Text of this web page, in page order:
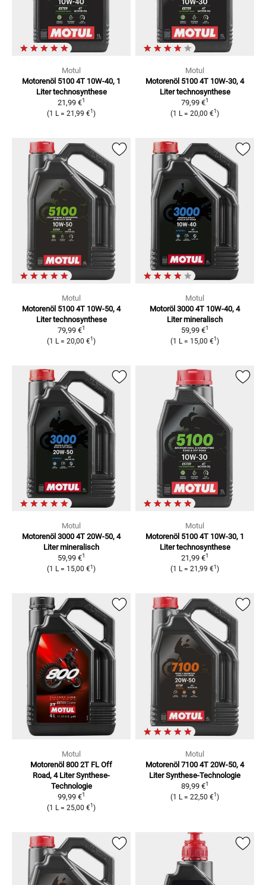
Motul
Motorenöl 5100 4T 10W-40, 1
Liter technosynthese
21,99 €1
(1 L = 21,99 €1 )
Motul
Motorenöl 5100 4T 10W-30, 4
Liter technosynthese
79,99 €1
(1 L = 20,00 €1 )
Motul
Motorenöl 5100 4T 10W-50, 4
Liter technosynthese
79,99 €1
(1 L= 20,00 €1 )
Motul
Motoröl 3000 4T 10W-40, 4
Liter mineralisch
59,99 €1
(1 L= 15,00 €1 )
Motul
Motorenöl 3000 4T 20W-50, 4
Liter mineralisch
59,99 €1
(1 L= 15,00 €1 )
Motul
Motorenöl 5100 4T 10W-30, 1
Liter technosynthese
21,99 €1
(1 L= 21,99 €1 )
Motul
Motorenöl 800 2T FL Off
Road, 4 Liter Synthese-
Technologie
99,99 €1
(1 L = 25,00 €1 )
Motul
Motorenöl 7100 4T 20W-50, 4
Liter Synthese-Technologie
89,99 €1
(1 L = 22,50 €1 )